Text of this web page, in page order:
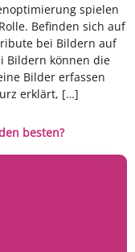
spielen
Befinden sich auf
bei Bildern auf
Bildern können die
Bilder erfassen
erklärt, […]
besten?